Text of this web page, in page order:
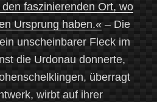
faszinierenden Ort, wo
Ursprung haben.« – Die
unscheinbarer Fleck im
die Urdonau donnerte,
überragt
wirbt auf ihrer